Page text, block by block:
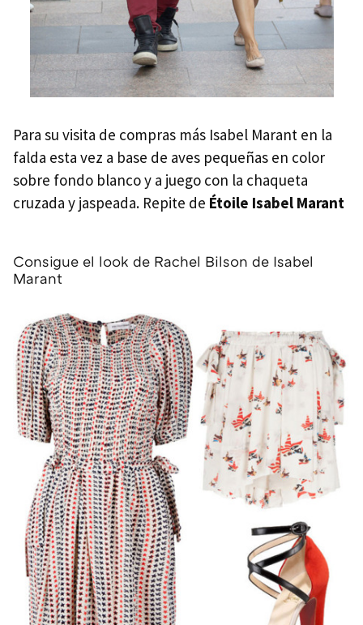
Para su visita de compras más Isabel Marant en la
falda esta vez a base de aves pequeñas en color
sobre fondo blanco y a juego con la chaqueta
cruzada y jaspeada. Repite de Étoile Isabel Marant
Consigue el look de Rachel Bilson de Isabel
Marant